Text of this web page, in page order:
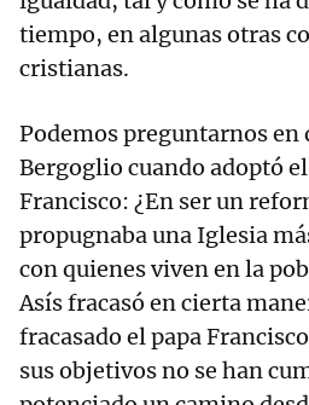
tiempo, en algunas otras
cristianas.
Podemos preguntarnos en
Bergoglio cuando adoptó
Francisco: ¿En ser un
propugnaba una Iglesia
con quienes viven en la
Asís fracasó en cierta
fracasado el papa
sus objetivos no se han